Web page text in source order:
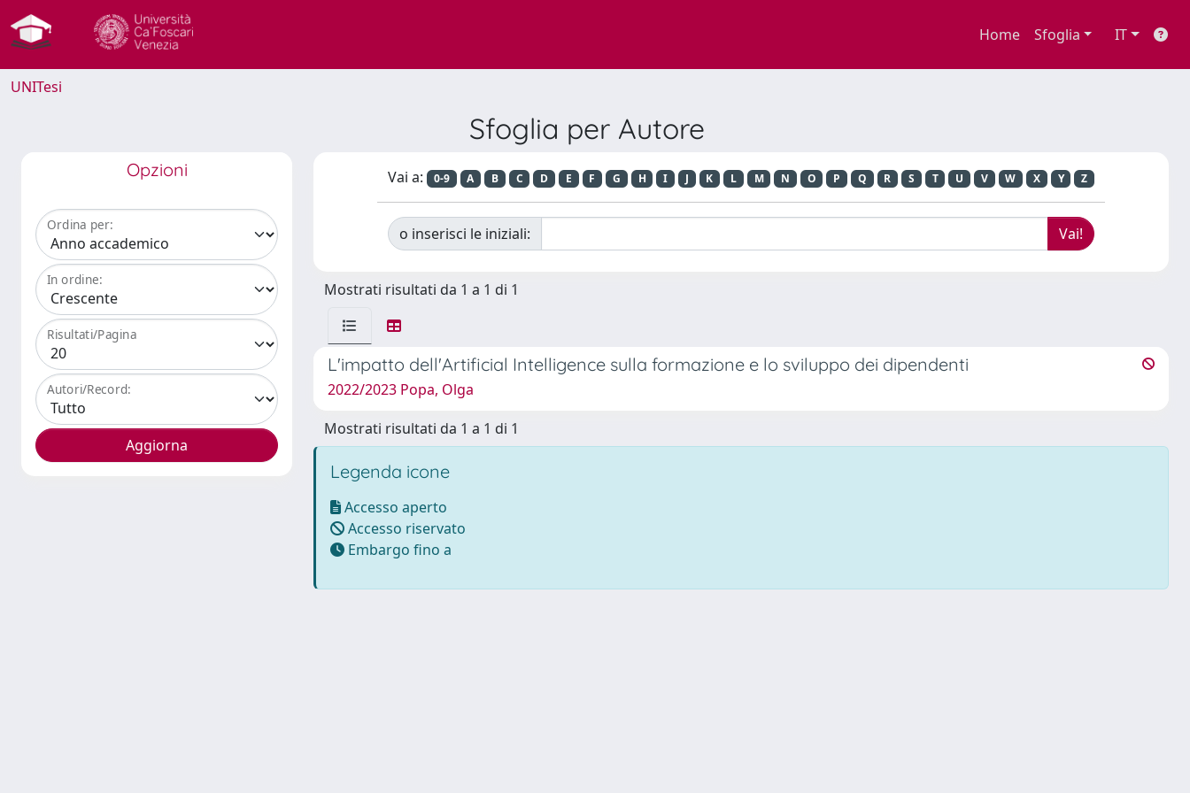
Home Sfoglia IT
UNITesi
Sfoglia per Autore
Opzioni
Ordina per:
In ordine:
Risultati/Pagina
Autori/Record:
Vai a: 0-9 A B C D E F G H I J K L M N O P Q R S T U V W X Y Z
o inserisci le iniziali:
Mostrati risultati da 1 a 1 di 1
L'impatto dell'Artificial Intelligence sulla formazione e lo sviluppo dei dipendenti
2022/2023 Popa, Olga
Mostrati risultati da 1 a 1 di 1
Legenda icone
Accesso aperto
Accesso riservato
Embargo fino a